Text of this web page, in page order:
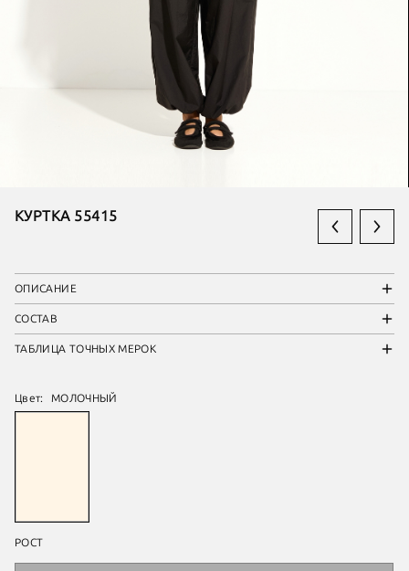
КУРТКА 55415
ОПИСАНИЕ
СОСТАВ
ТАБЛИЦА ТОЧНЫХ МЕРОК
Цвет: МОЛОЧНЫЙ
РОСТ